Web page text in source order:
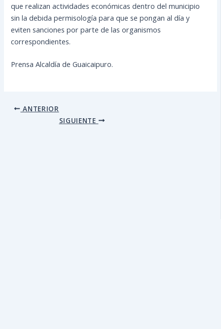
que realizan actividades económicas dentro del municipio
sin la debida permisología para que se pongan al día y
eviten sanciones por parte de las organismos
correspondientes.
Prensa Alcaldía de Guaicaipuro.
ANTERIOR
SIGUIENTE